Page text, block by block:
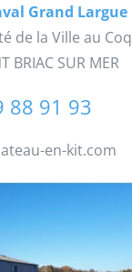
Grand Largue
de la Ville au Coq
BRIAC SUR MER
88 91 93
en-kit.com